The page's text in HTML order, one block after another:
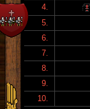
4.
5.
6.
7.
8.
9.
10.